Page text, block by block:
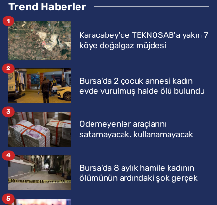
Trend Haberler
Karacabey'de TEKNOSAB'a yakın 7
köye doğalgaz müjdesi
1
Bursa'da 2 çocuk annesi kadın
evde vurulmuş halde ölü bulundu
2
Ödemeyenler araçlarını
satamayacak, kullanamayacak
3
Bursa'da 8 aylık hamile kadının
ölümünün ardındaki şok gerçek
4
5